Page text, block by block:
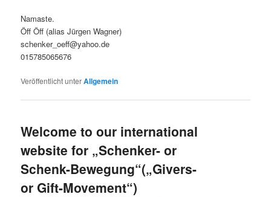
Namaste.
Öff Öff (alias Jürgen Wagner)
schenker_oeff@yahoo.de
015785065676
Veröffentlicht unterAllgemein
Welcome to our international
website for „Schenker- or
Schenk-Bewegung“(„Givers-
or Gift-Movement“)